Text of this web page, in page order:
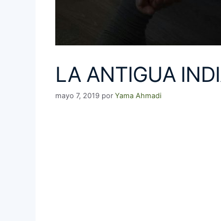
LA ANTIGUA
mayo 7, 2019 por Yama Ahmadi